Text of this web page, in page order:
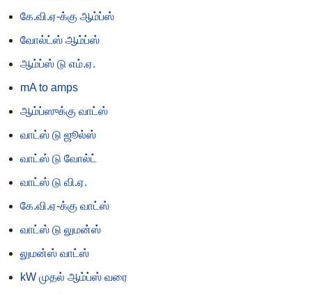
கே.வி.ஏ-க்கு ஆம்ப்ஸ்
வோல்ட்ஸ் ஆம்ப்ஸ்
ஆம்ப்ஸ் டு எம்.ஏ.
mA to amps
ஆம்ப்ஸுக்கு வாட்ஸ்
வாட்ஸ் டு ஜூல்ஸ்
வாட்ஸ் டு வோல்ட்
வாட்ஸ் டு வி.ஏ.
கே.வி.ஏ-க்கு வாட்ஸ்
வாட்ஸ் டு லுமன்ஸ்
லுமன்ஸ் வாட்ஸ்
kW முதல் ஆம்ப்ஸ் வரை